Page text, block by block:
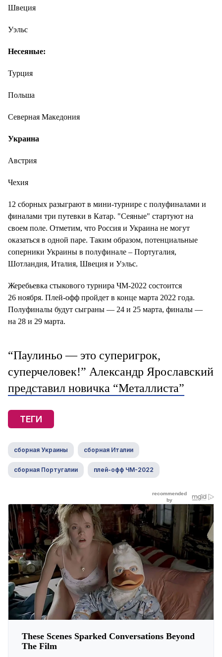
Швеция
Уэльс
Несеяные:
Турция
Польша
Северная Македония
Украина
Австрия
Чехия
12 сборных разыграют в мини-турнире с полуфиналами и
финалами три путевки в Катар. "Сеяные" стартуют на
своем поле. Отметим, что Россия и Украина не могут
оказаться в одной паре. Таким образом, потенциальные
соперники Украины в полуфинале – Португалия,
Шотландия, Италия, Швеция и Уэльс.
Жеребьевка стыкового турнира ЧМ-2022 состоится
26 ноября. Плей-офф пройдет в конце марта 2022 года.
Полуфиналы будут сыграны — 24 и 25 марта, финалы —
на 28 и 29 марта.
“Паулиньо — это суперигрок,
суперчеловек!” Александр Ярославский
представил новичка “Металлиста”
ТЕГИ
сборная Украины сборная Италии
сборная Португалии плей-офф ЧМ-2022